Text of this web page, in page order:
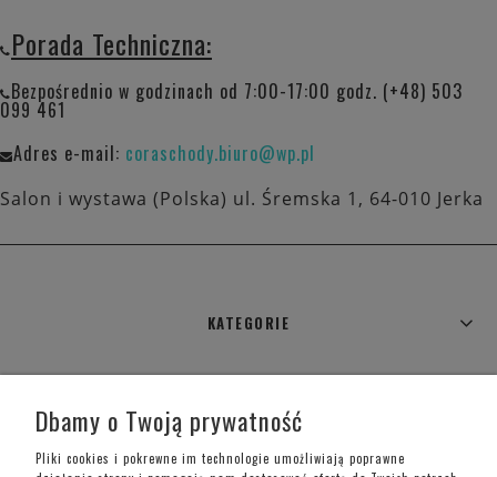
Porada Techniczna:
Bezpośrednio w godzinach od 7:00-17:00 godz. (+48) 503
099 461
Adres e-mail: coraschody.biuro@wp.pl
Salon i wystawa (Polska) ul. Śremska 1, 64-010 Jerka
KATEGORIE
MOJE KONTO
Dbamy o Twoją prywatność
Pliki cookies i pokrewne im technologie umożliwiają poprawne